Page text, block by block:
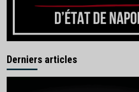
Derniers articles